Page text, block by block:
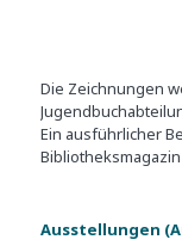
Die Zeichnungen
Ein ausführlicher
Ausstellungen